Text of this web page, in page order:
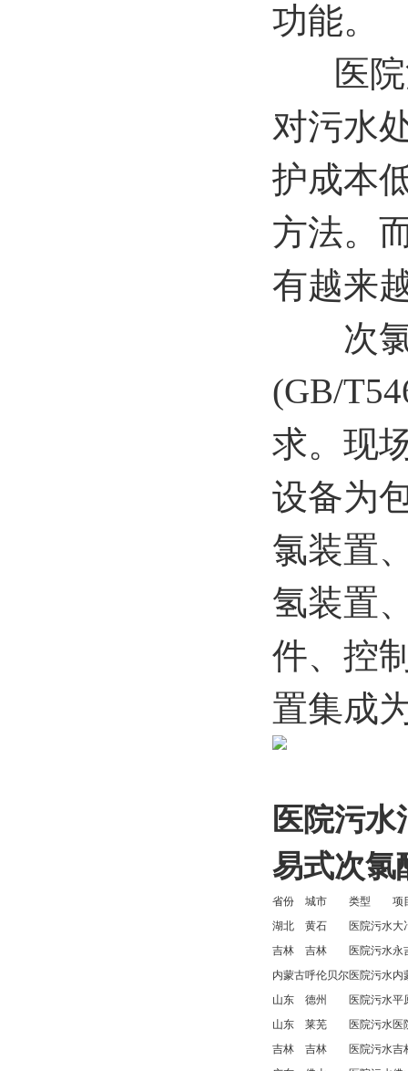
功能。
医
对污水
护成本
方法。
有越来
次氯
(GB/
求。现
设备为
氯装置
氢装置
件、控
置集成
医院污
易式次氯
省份 城市 类型
项
湖北
黄石 医院污水大
吉林
吉林 医院污水永
内蒙古呼伦贝尔医院污水内
山东
德州 医院污水平
山东
莱芜 医院污水医
吉林
吉林 医院污水吉